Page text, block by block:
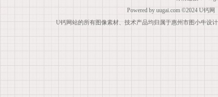
Powered by uugai.com ©2024 U钙网
U钙网站的所有图像素材、技术产品均归属于惠州市图小牛设